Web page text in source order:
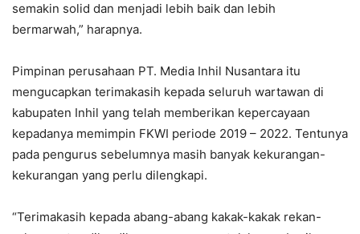
semakin solid dan menjadi lebih baik dan lebih
bermarwah,” harapnya.
Pimpinan perusahaan PT. Media Inhil Nusantara itu
mengucapkan terimakasih kepada seluruh wartawan di
kabupaten Inhil yang telah memberikan kepercayaan
kepadanya memimpin FKWI periode 2019 – 2022. Tentunya
pada pengurus sebelumnya masih banyak kekurangan-
kekurangan yang perlu dilengkapi.
“Terimakasih kepada abang-abang kakak-kakak rekan-